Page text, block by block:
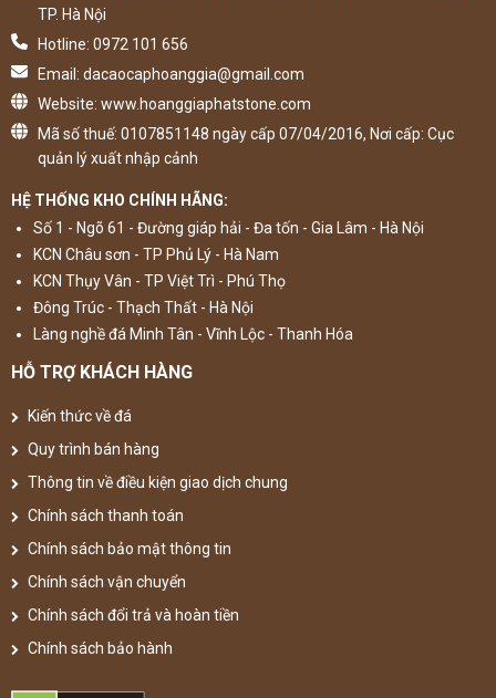
TP. Hà Nội
Hotline: 0972 101 656
Email: dacaocaphoanggia@gmail.com
Website: www.hoanggiaphatstone.com
Mã số thuế: 0107851148 ngày cấp 07/04/2016, Nơi cấp: Cục
quản lý xuất nhập cảnh
HỆ THỐNG KHO CHÍNH HÃNG:
Số 1 - Ngõ 61 - Đường giáp hải - Đa tốn - Gia Lâm - Hà Nội
KCN Châu sơn - TP Phủ Lý - Hà Nam
KCN Thụy Vân - TP Việt Trì - Phú Thọ
Đông Trúc - Thạch Thất - Hà Nội
Làng nghề đá Minh Tân - Vĩnh Lộc - Thanh Hóa
HỖ TRỢ KHÁCH HÀNG
Kiến thức về đá
Quy trình bán hàng
Thông tin về điều kiện giao dịch chung
Chính sách thanh toán
Chính sách bảo mật thông tin
Chính sách vận chuyển
Chính sách đổi trả và hoàn tiền
Chính sách bảo hành